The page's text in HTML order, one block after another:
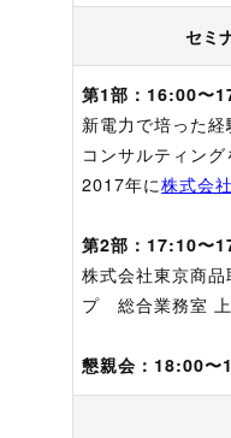
セミ
第1部：16:00〜
新電力で培った
コンサルティング
2017年に株式会
第2部：17:10〜
株式会社東京商
プ 総合業務室
懇親会：18:00〜